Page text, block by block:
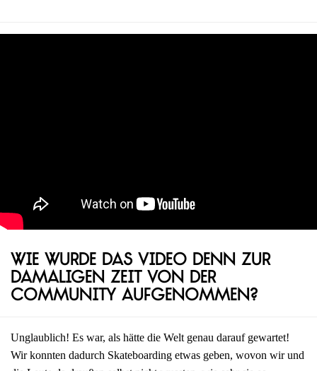
Wie wurde das Video denn zur
damaligen Zeit von der
Community aufgenommen?
Unglaublich! Es war, als hätte die Welt genau darauf gewartet!
Wir konnten dadurch Skateboarding etwas geben, wovon wir und